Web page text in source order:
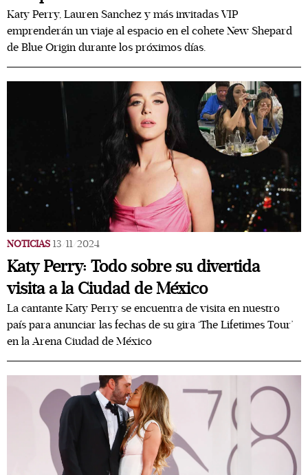
Katy Perry, Lauren Sanchez y más invitadas VIP
emprenderán un viaje al espacio en el cohete New Shepard
de Blue Origin durante los próximos días.
NOTICIAS 13/11/2024
Katy Perry: Todo sobre su divertida
visita a la Ciudad de México
La cantante Katy Perry se encuentra de visita en nuestro
país para anunciar las fechas de su gira ‘The Lifetimes Tour’
en la Arena Ciudad de México